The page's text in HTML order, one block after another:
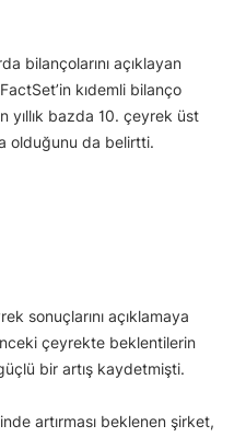
bilançolarını açıklayan
kıdemli bilanço
yıllık bazda 10. çeyrek üst
olduğunu da belirtti.
sonuçlarını açıklamaya
çeyrekte beklentilerin
bir artış kaydetmişti.
artırması beklenen şirket,